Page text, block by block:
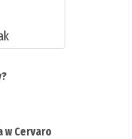
w Cervaro